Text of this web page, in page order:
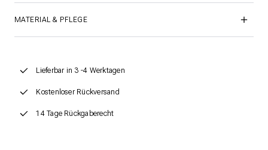
MATERIAL & PFLEGE
Lieferbar in 3 -4 Werktagen
Kostenloser Rückversand
14 Tage Rückgaberecht